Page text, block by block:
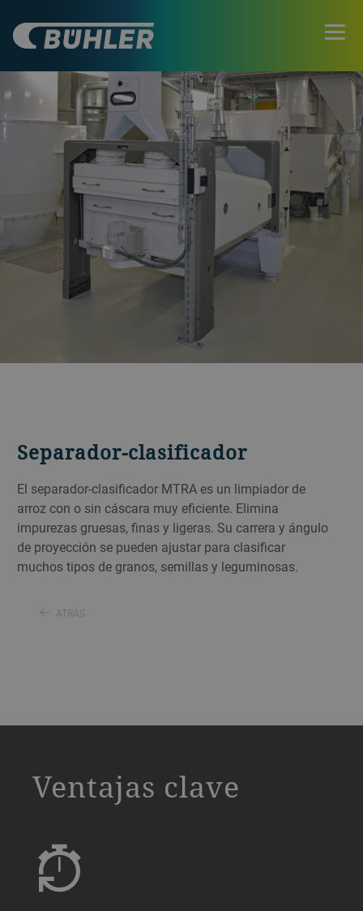
Separador-clasificador
El separador-clasificador MTRA es un limpiador de
arroz con o sin cáscara muy eficiente. Elimina
impurezas gruesas, finas y ligeras. Su carrera y ángulo
de proyección se pueden ajustar para clasificar
muchos tipos de granos, semillas y leguminosas.
ATRÁS
Ventajas clave